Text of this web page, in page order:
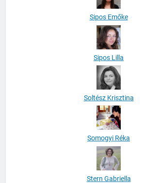
Sipos Emőke
Sipos Lilla
Soltész Krisztina
Somogyi Réka
Stern Gabriella